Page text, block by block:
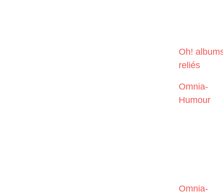
Oh!
reliés
Omnia-
Humour
Omnia-